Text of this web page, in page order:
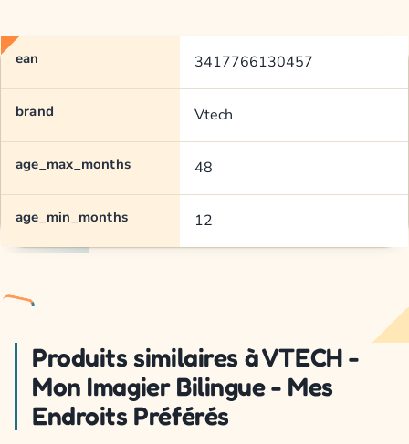
ean 3417766130457
brand Vtech
age_max_months 48
age_min_months 12
Produits similaires à VTECH -
Mon Imagier Bilingue - Mes
Endroits Préférés